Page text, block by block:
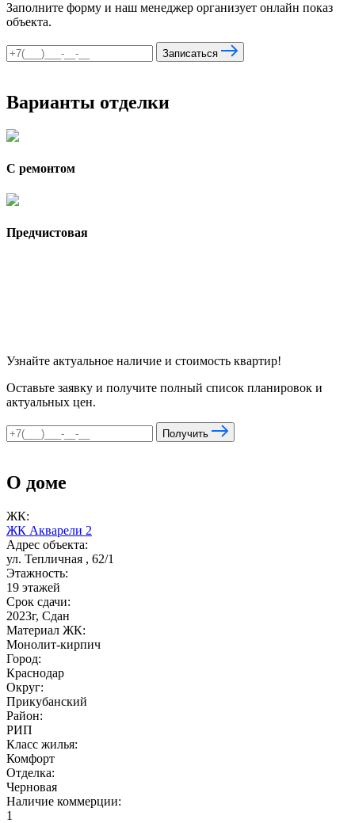
Заполните форму и наш менеджер организует онлайн показ
объекта.
Записаться
Варианты отделки
С ремонтом
Предчистовая
Узнайте актуальное наличие и стоимость квартир!
Оставьте заявку и получите полный список планировок и
актуальных цен.
Получить
О доме
ЖК:
ЖК Акварели 2
Адрес объекта:
ул. Тепличная , 62/1
Этажность:
19 этажей
Срок сдачи:
2023г, Сдан
Материал ЖК:
Монолит-кирпич
Город:
Краснодар
Округ:
Прикубанский
Район:
РИП
Класс жилья:
Комфорт
Отделка:
Черновая
Наличие коммерции:
1